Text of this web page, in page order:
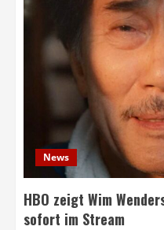
News
HBO zeigt Wim
sofort im Stream